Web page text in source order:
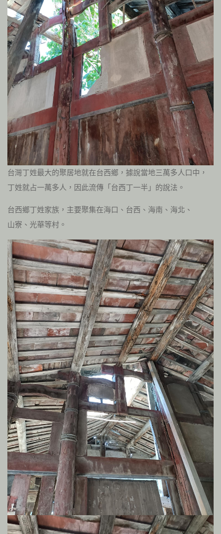
台灣丁姓最大的聚居地就在台西鄉，據說當地三萬多人口中，
丁姓就占一萬多人，因此流傳「台西丁一半」的說法。
台西鄉丁姓家族，主要聚集在海口、台西、海南、海北、
山寮、光華等村。